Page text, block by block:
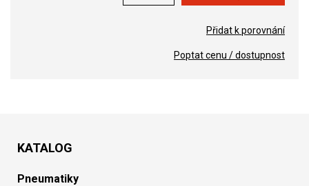
Přidat k porovnání
Poptat cenu / dostupnost
KATALOG
Pneumatiky